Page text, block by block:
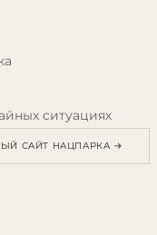
ситуациях
САЙТ НАЦПАРКА →